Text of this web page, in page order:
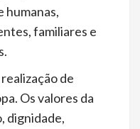
humanas,
familiares e
de
Os valores da
dignidade,